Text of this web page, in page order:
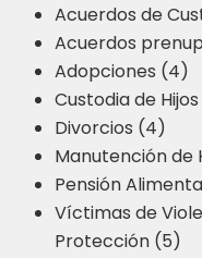
Acuerdos de
Acuerdos
Adopciones (4)
Custodia de
Divorcios (4)
Manutención de
Pensión
Víctimas de
Protección (5)